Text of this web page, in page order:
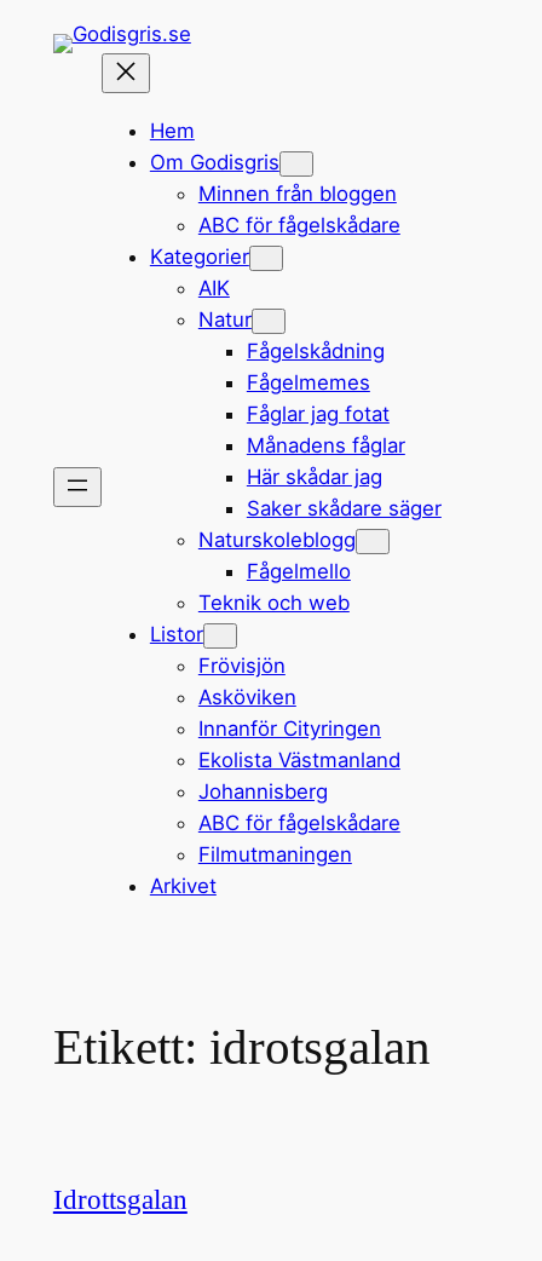
Hem
Om Godisgris
Minnen från bloggen
ABC för fågelskådare
Kategorier
AIK
Natur
Fågelskådning
Fågelmemes
Fåglar jag fotat
Månadens fåglar
Här skådar jag
Saker skådare säger
Naturskoleblogg
Fågelmello
Teknik och web
Listor
Frövisjön
Asköviken
Innanför Cityringen
Ekolista Västmanland
Johannisberg
ABC för fågelskådare
Filmutmaningen
Arkivet
Etikett: idrotsgalan
Idrottsgalan